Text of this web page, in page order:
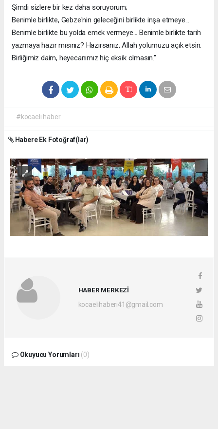
Şimdi sizlere bir kez daha soruyorum;
Benimle birlikte, Gebze'nin geleceğini birlikte inşa etmeye...
Benimle birlikte bu yolda emek vermeye... Benimle birlikte tarih
yazmaya hazır mısınız? Hazırsanız, Allah yolumuzu açık etsin.
Birliğimiz daim, heyecanımız hiç eksik olmasın.”
#kocaeli haber
Habere Ek Fotoğraf(lar)
HABER MERKEZİ
kocaelihaberi41@gmail.com
Okuyucu Yorumları (0)